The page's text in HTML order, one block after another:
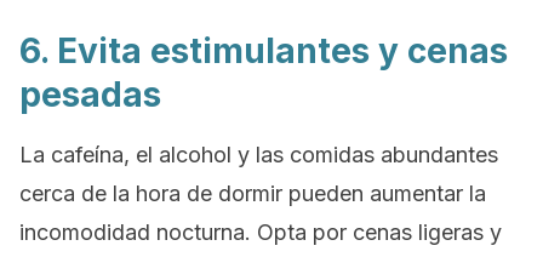
6. Evita estimulantes y cenas
pesadas
La cafeína, el alcohol y las comidas abundantes
cerca de la hora de dormir pueden aumentar la
incomodidad nocturna. Opta por cenas ligeras y